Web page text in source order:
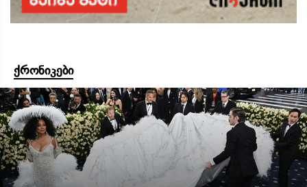
ქრონიკები